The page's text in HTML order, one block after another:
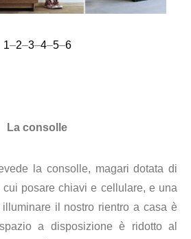
1–2–3–4–5–6
La consolle
la consolle, magari dotata di
posare chiavi e cellulare, e una
il nostro rientro a casa è
a disposizione è ridotto al